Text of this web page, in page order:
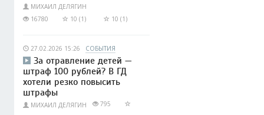
МИХАИЛ ДЕЛЯГИН
16780
10 (1) 10 (1)
27.02.2026 15:26 СОБЫТИЯ
За отравление детей —
штраф 100 рублей? В ГД
хотели резко повысить
штрафы
МИХАИЛ ДЕЛЯГИН 795